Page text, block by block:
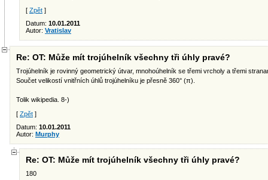
[ Zpět ]
Datum: 10.01.2011
Autor: Vratislav
Re: OT: Může mít trojúhelník všechny tři úhly pravé?
Trojúhelník je rovinný geometrický útvar, mnohoúhelník se třemi vrcholy a třemi
Součet velikostí vnitřních úhlů trojúhelníku je přesně 360° (π).
Tolik wikipedia. 8-)
[ Zpět ]
Datum: 10.01.2011
Autor: Murphy
Re: OT: Může mít trojúhelník všechny tři úhly pravé?
180